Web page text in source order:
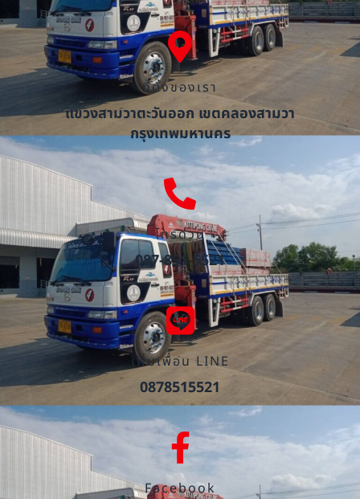
ที่ตั้งของเรา
แขวงสามวาตะวันออก เขตคลองสามวา
กรุงเทพมหานคร
โทรด่วน
087-851-5521
เพิ่มเพื่อน LINE
0878515521
Facebook